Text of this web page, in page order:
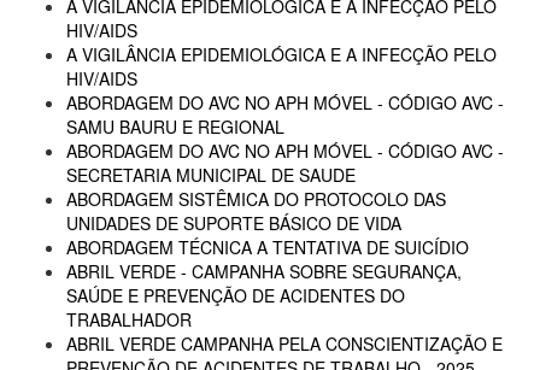
A VIGILÂNCIA EPIDEMIOLÓGICA E A INFECÇÃO PELO
HIV/AIDS
A VIGILÂNCIA EPIDEMIOLÓGICA E A INFECÇÃO PELO
HIV/AIDS
ABORDAGEM DO AVC NO APH MÓVEL - CÓDIGO AVC -
SAMU BAURU E REGIONAL
ABORDAGEM DO AVC NO APH MÓVEL - CÓDIGO AVC -
SECRETARIA MUNICIPAL DE SAUDE
ABORDAGEM SISTÊMICA DO PROTOCOLO DAS
UNIDADES DE SUPORTE BÁSICO DE VIDA
ABORDAGEM TÉCNICA A TENTATIVA DE SUICÍDIO
ABRIL VERDE - CAMPANHA SOBRE SEGURANÇA,
SAÚDE E PREVENÇÃO DE ACIDENTES DO
TRABALHADOR
ABRIL VERDE CAMPANHA PELA CONSCIENTIZAÇÃO E